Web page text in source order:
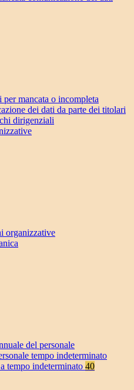
per mancata o incompleta
dei dati da parte dei titolari
dirigenziali
organizzative
del personale
tempo indeterminato
tempo indeterminato 40